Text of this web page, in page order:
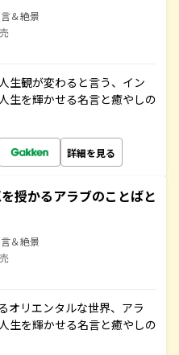
＆絶景
生観が変わると言う、イン
生を輝かせる名言と癒やしの
詳細を見る
授かるアラブのことばと
＆絶景
オリエンタルな世界、アラ
生を輝かせる名言と癒やしの